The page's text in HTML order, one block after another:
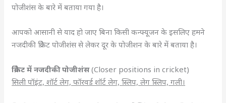
पोजीशंस के बारे में बताया गया है।
आपको आसानी से याद हो जाए बिना किसी कन्फ्यूजन के इसलिए हमने
नजदीकी क्रिकेट पोजीशंस से लेकर दूर के पोजीशन के बारे में बताया है।
क्रिकेट में नजदीकी पोजीशंस(Closer positions in cricket)
सिली पॉइंट, शॉर्ट लेग, फॉरवर्ड शॉर्ट लेग, स्लिप, लेग स्लिप, गली।